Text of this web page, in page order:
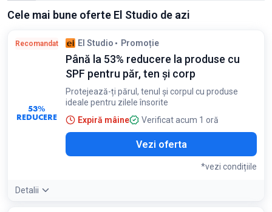
Cele mai bune oferte El Studio de azi
Recomandat
53%
REDUCERE
El Studio Promoție
Până la 53% reducere la produse cu
SPF pentru păr, ten și corp
Protejează-ți părul, tenul și corpul cu produse
ideale pentru zilele însorite
Expiră mâine
Verificat acum 1 oră
Vezi oferta
*vezi condițiile
Detalii